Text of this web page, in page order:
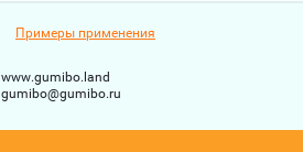
Примеры применения
www.gumibo.land
gumibo@gumibo.ru